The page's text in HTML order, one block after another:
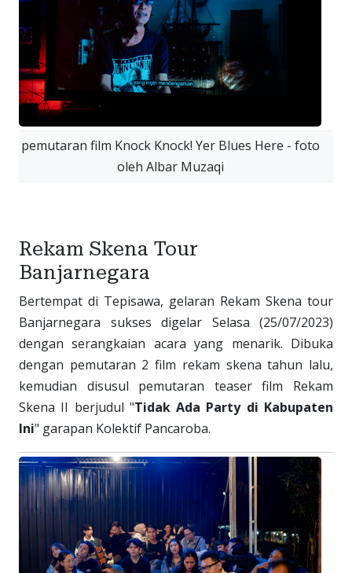
pemutaran film Knock Knock! Yer Blues Here - foto
oleh Albar Muzaqi
Rekam Skena Tour
Banjarnegara
Bertempat di Tepisawa, gelaran Rekam Skena tour
Banjarnegara sukses digelar Selasa (25/07/2023)
dengan serangkaian acara yang menarik. Dibuka
dengan pemutaran 2 film rekam skena tahun lalu,
kemudian disusul pemutaran teaser film Rekam
Skena II berjudul "Tidak Ada Party di Kabupaten
Ini" garapan Kolektif Pancaroba.